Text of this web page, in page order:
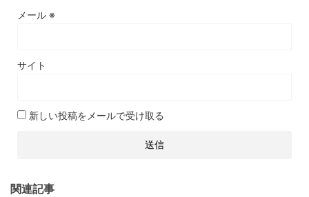
メール ※
サイト
新しい投稿をメールで受け取る
関連記事